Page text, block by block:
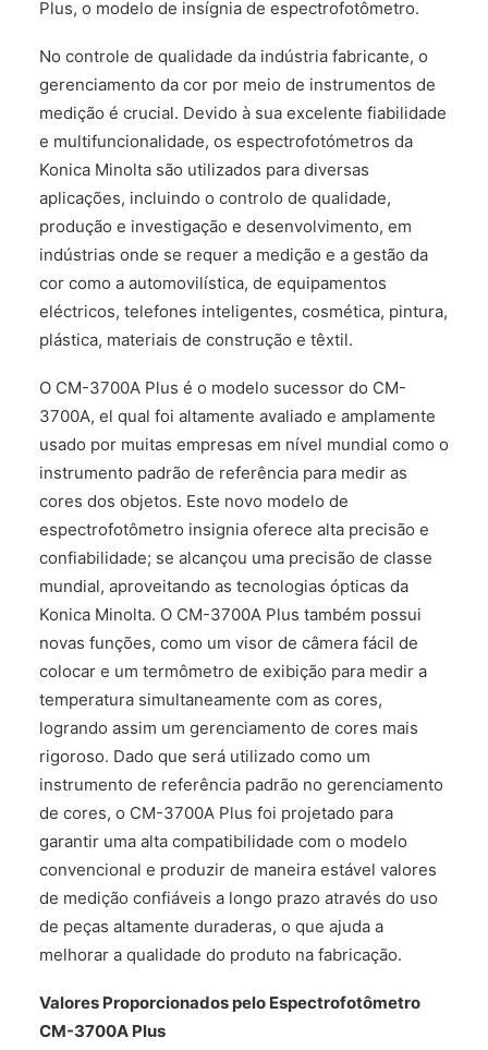
Plus, o modelo de insígnia de espectrofotômetro.
No controle de qualidade da indústria fabricante, o
gerenciamento da cor por meio de instrumentos de
medição é crucial. Devido à sua excelente fiabilidade
e multifuncionalidade, os espectrofotómetros da
Konica Minolta são utilizados para diversas
aplicações, incluindo o controlo de qualidade,
produção e investigação e desenvolvimento, em
indústrias onde se requer a medição e a gestão da
cor como a automovilística, de equipamentos
eléctricos, telefones inteligentes, cosmética, pintura,
plástica, materiais de construção e têxtil.
O CM-3700A Plus é o modelo sucessor do CM-
3700A, el qual foi altamente avaliado e amplamente
usado por muitas empresas em nível mundial como o
instrumento padrão de referência para medir as
cores dos objetos. Este novo modelo de
espectrofotômetro insignia oferece alta precisão e
confiabilidade; se alcançou uma precisão de classe
mundial, aproveitando as tecnologias ópticas da
Konica Minolta. O CM-3700A Plus também possui
novas funções, como um visor de câmera fácil de
colocar e um termômetro de exibição para medir a
temperatura simultaneamente com as cores,
logrando assim um gerenciamento de cores mais
rigoroso. Dado que será utilizado como um
instrumento de referência padrão no gerenciamento
de cores, o CM-3700A Plus foi projetado para
garantir uma alta compatibilidade com o modelo
convencional e produzir de maneira estável valores
de medição confiáveis a longo prazo através do uso
de peças altamente duraderas, o que ajuda a
melhorar a qualidade do produto na fabricação.
Valores Proporcionados pelo Espectrofotômetro
CM-3700A Plus